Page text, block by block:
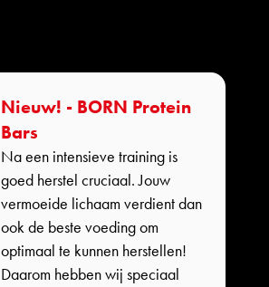
Nieuw! - BORN Protein
Bars
Na een intensieve training is
goed herstel cruciaal. Jouw
vermoeide lichaam verdient dan
ook de beste voeding om
optimaal te kunnen herstellen!
Daarom hebben wij speciaal